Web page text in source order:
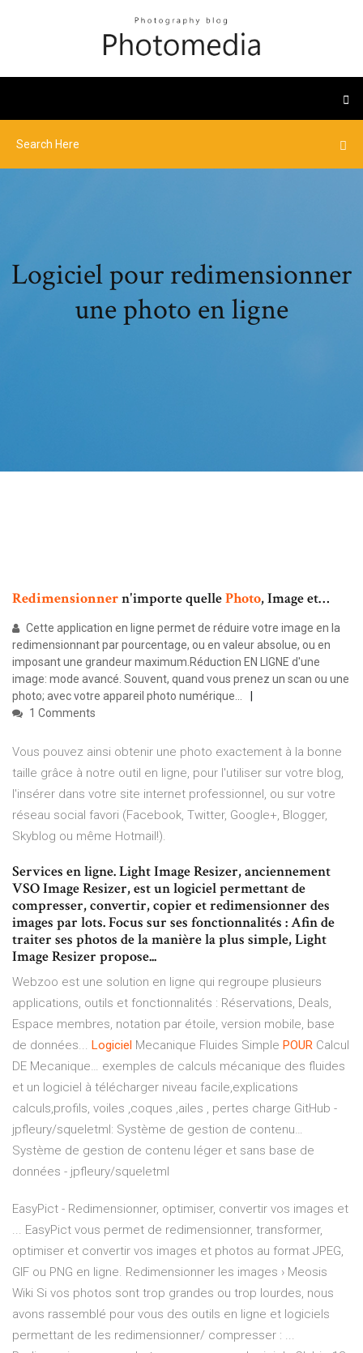
Logiciel pour redimensionner
une photo en ligne
Redimensionnern'importe quellePhoto, Image et…
Cette application en ligne permet de réduire votre image en la
redimensionnant par pourcentage, ou en valeur absolue, ou en
imposant une grandeur maximum.Réduction EN LIGNE d'une
image: mode avancé. Souvent, quand vous prenez un scan ou une
photo; avec votre appareil photo numérique...
1 Comments
Vous pouvez ainsi obtenir une photo exactement à la bonne
taille grâce à notre outil en ligne, pour l'utiliser sur votre blog,
l'insérer dans votre site internet professionnel, ou sur votre
réseau social favori (Facebook, Twitter, Google+, Blogger,
Skyblog ou même Hotmail!).
Services en ligne. Light Image Resizer, anciennement
VSO Image Resizer, est un logiciel permettant de
compresser, convertir, copier et redimensionner des
images par lots. Focus sur ses fonctionnalités : Afin de
traiter ses photos de la manière la plus simple, Light
Image Resizer propose...
Webzoo est une solution en ligne qui regroupe plusieurs
applications, outils et fonctionnalités : Réservations, Deals,
Espace membres, notation par étoile, version mobile, base
de données... Logiciel Mecanique Fluides Simple POUR Calcul
DE Mecanique… exemples de calculs mécanique des fluides
et un logiciel à télécharger niveau facile,explications
calculs,profils, voiles ,coques ,ailes , pertes charge GitHub -
jpfleury/squeletml: Système de gestion de contenu…
Système de gestion de contenu léger et sans base de
données - jpfleury/squeletml
EasyPict - Redimensionner, optimiser, convertir vos images et
... EasyPict vous permet de redimensionner, transformer,
optimiser et convertir vos images et photos au format JPEG,
GIF ou PNG en ligne. Redimensionner les images › Meosis
Wiki Si vos photos sont trop grandes ou trop lourdes, nous
avons rassemblé pour vous des outils en ligne et logiciels
permettant de les redimensionner/ compresser : ...